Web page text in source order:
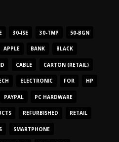
30-ISE 30-TMP 50-BGN
APPLE BANK BLACK
CABLE CARTON (RETAIL)
ELECTRONIC FOR HP
PAYPAL PC HARDWARE
REFURBISHED RETAIL
SMARTPHONE